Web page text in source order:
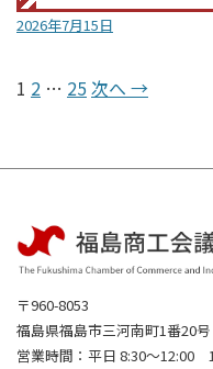
2026年7月15日
1 2 … 25 次へ →
〒960-8053
福島県福島市三河南町1番20
営業時間：平日 8:30～12:00